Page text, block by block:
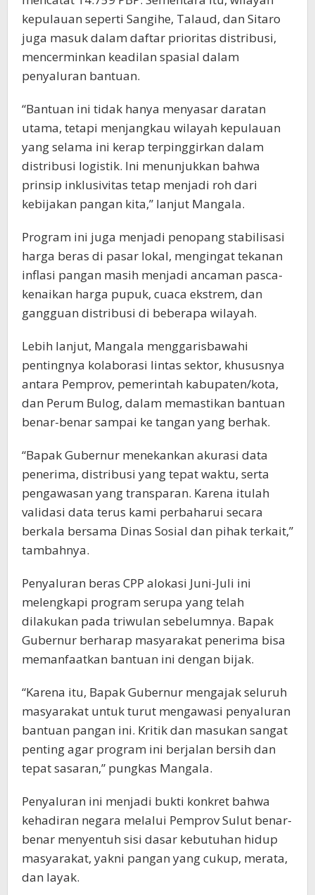
kepulauan seperti Sangihe, Talaud, dan Sitaro
juga masuk dalam daftar prioritas distribusi,
mencerminkan keadilan spasial dalam
penyaluran bantuan.
“Bantuan ini tidak hanya menyasar daratan
utama, tetapi menjangkau wilayah kepulauan
yang selama ini kerap terpinggirkan dalam
distribusi logistik. Ini menunjukkan bahwa
prinsip inklusivitas tetap menjadi roh dari
kebijakan pangan kita,” lanjut Mangala.
Program ini juga menjadi penopang stabilisasi
harga beras di pasar lokal, mengingat tekanan
inflasi pangan masih menjadi ancaman pasca-
kenaikan harga pupuk, cuaca ekstrem, dan
gangguan distribusi di beberapa wilayah.
Lebih lanjut, Mangala menggarisbawahi
pentingnya kolaborasi lintas sektor, khususnya
antara Pemprov, pemerintah kabupaten/kota,
dan Perum Bulog, dalam memastikan bantuan
benar-benar sampai ke tangan yang berhak.
“Bapak Gubernur menekankan akurasi data
penerima, distribusi yang tepat waktu, serta
pengawasan yang transparan. Karena itulah
validasi data terus kami perbaharui secara
berkala bersama Dinas Sosial dan pihak terkait,”
tambahnya.
Penyaluran beras CPP alokasi Juni-Juli ini
melengkapi program serupa yang telah
dilakukan pada triwulan sebelumnya. Bapak
Gubernur berharap masyarakat penerima bisa
memanfaatkan bantuan ini dengan bijak.
“Karena itu, Bapak Gubernur mengajak seluruh
masyarakat untuk turut mengawasi penyaluran
bantuan pangan ini. Kritik dan masukan sangat
penting agar program ini berjalan bersih dan
tepat sasaran,” pungkas Mangala.
Penyaluran ini menjadi bukti konkret bahwa
kehadiran negara melalui Pemprov Sulut benar-
benar menyentuh sisi dasar kebutuhan hidup
masyarakat, yakni pangan yang cukup, merata,
dan layak.